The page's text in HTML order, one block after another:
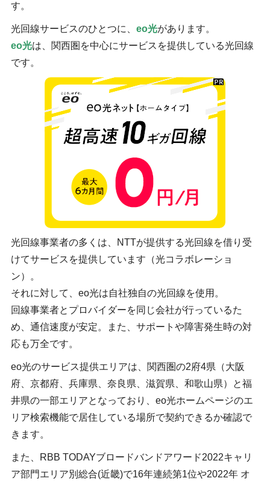
す。
光回線サービスのひとつに、 eo光があります。
eo光は、関西圏を中心にサービスを提供している光回線
です。
光回線事業者の多くは、NTTが提供する光回線を借り受
けてサービスを提供しています（光コラボレーショ
ン）。
それに対して、eo光は自社独自の光回線を使用。
回線事業者とプロバイダーを同じ会社が行っているた
め、通信速度が安定。また、サポートや障害発生時の対
応も万全です。
eo光のサービス提供エリアは、関西圏の2府4県（大阪
府、京都府、兵庫県、奈良県、滋賀県、和歌山県）と福
井県の一部エリアとなっており、eo光ホームページのエ
リア検索機能で居住している場所で契約できるか確認で
きます。
また、RBB TODAYブロードバンドアワード2022キャリ
ア部門エリア別総合(近畿)で16年連続第1位や2022年 オ